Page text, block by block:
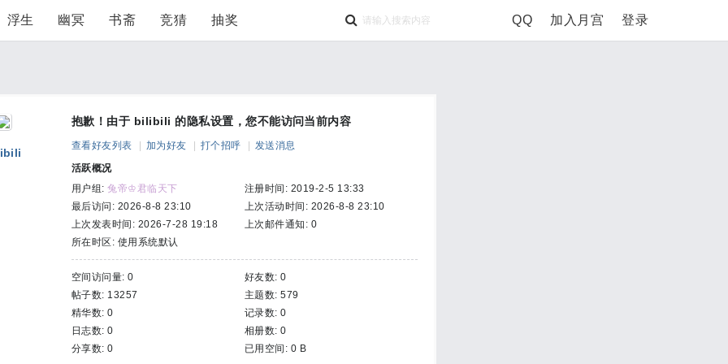
浮生 幽冥 书斋 竞猜 抽奖 QQ 加入月宫 登录
抱歉！由于 bilibili 的隐私设置，您不能访问当前内容
查看好友列表 加为好友 打个招呼
发送消息
活跃概况
用户组:兔帝♔君临天下
注册时间: 2019-2-5 13:33
最后访问: 2026-8-8 23:10
上次活动时间: 2026-8-8 23:10
上次发表时间: 2026-7-28 19:18
上次邮件通知: 0
所在时区: 使用系统默认
空间访问量: 0
好友数: 0
帖子数: 13257
主题数: 579
精华数: 0
记录数: 0
日志数: 0
相册数: 0
分享数: 0
已用空间: 0 B